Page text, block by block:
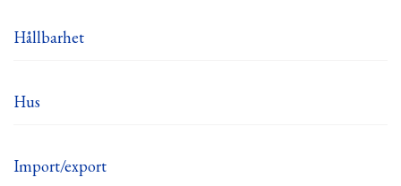
Hållbarhet
Hus
Import/export